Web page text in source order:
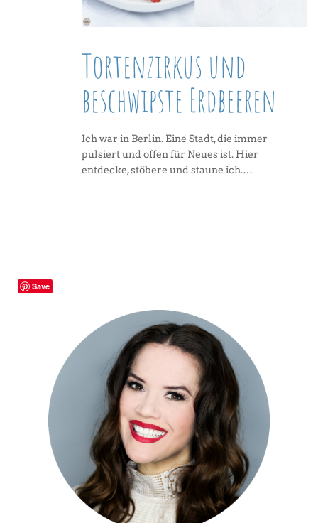
Tortenzirkus und
beschwipste Erdbeeren
Ich war in Berlin. Eine Stadt, die immer
pulsiert und offen für Neues ist. Hier
entdecke, stöbere und staune ich.…
Save